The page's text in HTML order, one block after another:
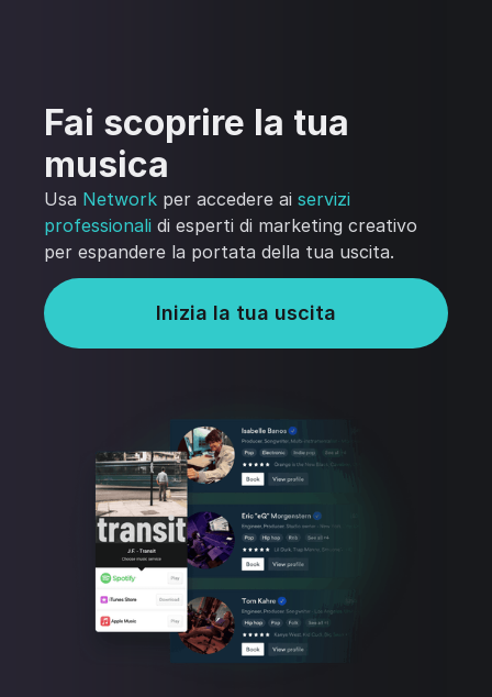
Fai scoprire la tua
musica
Usa Network per accedere aiservizi
professionali di esperti di marketing creativo
per espandere la portata della tua uscita.
Inizia la tua uscita